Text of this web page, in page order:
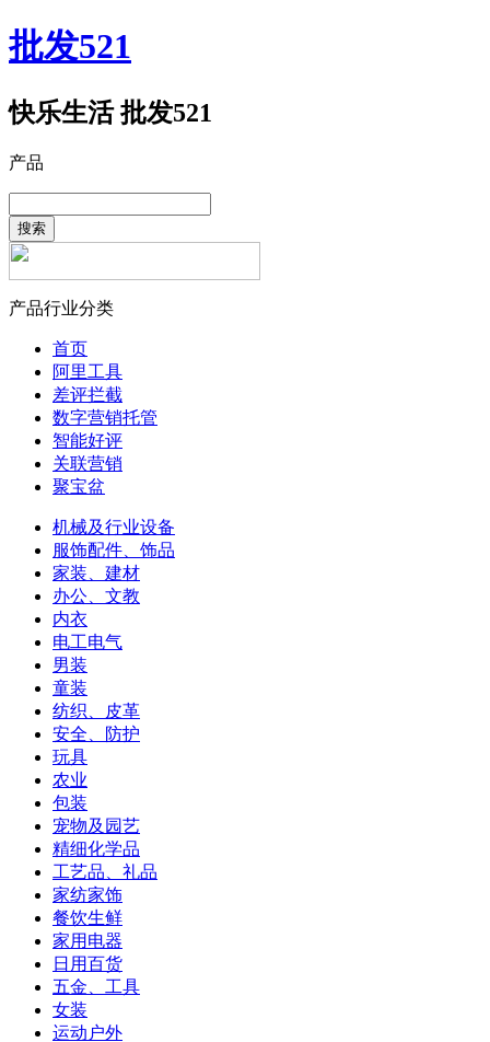
批发521
快乐生活 批发521
产品
搜索
产品行业分类
首页
阿里工具
差评拦截
数字营销托管
智能好评
关联营销
聚宝盆
机械及行业设备
服饰配件、饰品
家装、建材
办公、文教
内衣
电工电气
男装
童装
纺织、皮革
安全、防护
玩具
农业
包装
宠物及园艺
精细化学品
工艺品、礼品
家纺家饰
餐饮生鲜
家用电器
日用百货
五金、工具
女装
运动户外